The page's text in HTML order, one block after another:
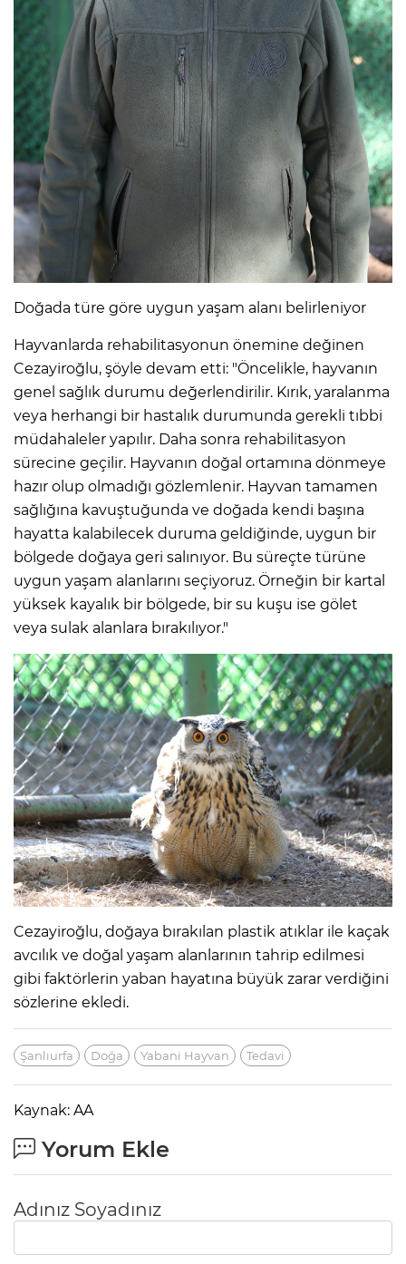
Doğada türe göre uygun yaşam alanı belirleniyor
Hayvanlarda rehabilitasyonun önemine değinen
Cezayiroğlu, şöyle devam etti: "Öncelikle, hayvanın
genel sağlık durumu değerlendirilir. Kırık, yaralanma
veya herhangi bir hastalık durumunda gerekli tıbbi
müdahaleler yapılır. Daha sonra rehabilitasyon
sürecine geçilir. Hayvanın doğal ortamına dönmeye
hazır olup olmadığı gözlemlenir. Hayvan tamamen
sağlığına kavuştuğunda ve doğada kendi başına
hayatta kalabilecek duruma geldiğinde, uygun bir
bölgede doğaya geri salınıyor. Bu süreçte türüne
uygun yaşam alanlarını seçiyoruz. Örneğin bir kartal
yüksek kayalık bir bölgede, bir su kuşu ise gölet
veya sulak alanlara bırakılıyor."
Cezayiroğlu, doğaya bırakılan plastik atıklar ile kaçak
avcılık ve doğal yaşam alanlarının tahrip edilmesi
gibi faktörlerin yaban hayatına büyük zarar verdiğini
sözlerine ekledi.
Şanlıurfa Doğa Yabani Hayvan Tedavi
Kaynak: AA
Yorum Ekle
Adınız Soyadınız